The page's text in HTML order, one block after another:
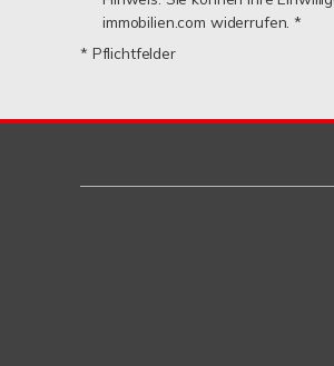
immobilien.com widerrufen. *
* Pflichtfelder